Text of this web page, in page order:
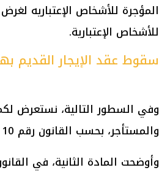
المؤجرة للأشخاص الإعتباريه
للأشخاص الإعتبارية.
سقوط عقد الإيجار القديم
وفي السطور التالية، نستعرض
والمستأجر، بحسب القانون رقم 10 لسنة 2022.